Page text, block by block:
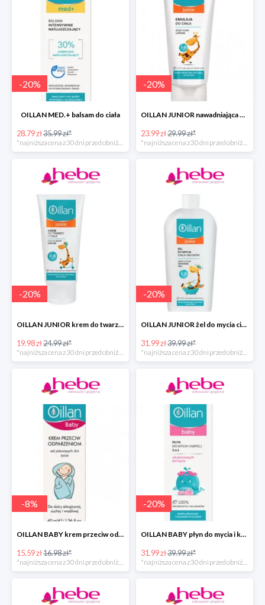
-20%
OILLAN MED.+ balsam do ciała
28.79 zł35.99 zł*
-20%
OILLAN JUNIOR nawadniająca emulsja do ciała, 200 ml
23.99 zł29.99 zł*
-20%
OILLAN JUNIOR krem do twarzy i ciała, 75 ml
19.98 zł24.99 zł*
-20%
OILLAN JUNIOR żel do mycia ciała i włosów, 400 ml
31.99 zł39.99 zł*
-8%
OILLAN BABY krem przeciw odparzeniom, 40 ml
15.59 zł16.98 zł*
*najniższa cena z 30 dni przed obniżką
-20%
OILLAN BABY płyn do mycia i kąpieli dla dzieci od pierwszych dni życia, 400 ml
31.99 zł39.99 zł*
*najniższa cena z 30 dni przed obniżką